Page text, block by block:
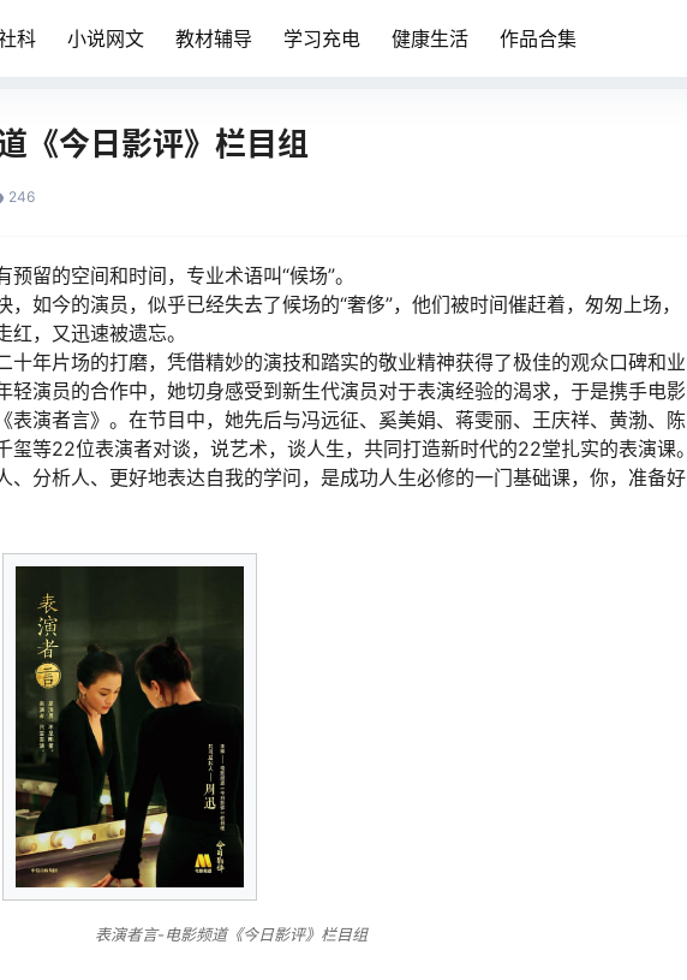
科 小说网文 教材辅导 学习充电 健康生活 作品合集
《今日影评》栏目组
246
留的空间和时间，专业术语叫“候场”。
如今的演员，似乎已经失去了候场的“奢侈”，他们被时间催赶着，匆匆上场，
，又迅速被遗忘。
十年片场的打磨，凭借精妙的演技和踏实的敬业精神获得了极佳的观众口碑和业
轻演员的合作中，她切身感受到新生代演员对于表演经验的渴求，于是携手电影
表演者言》。在节目中，她先后与冯远征、奚美娟、蒋雯丽、王庆祥、黄渤、陈
玺等22位表演者对谈，说艺术，谈人生，共同打造新时代的22堂扎实的表演课。
、分析人、更好地表达自我的学问，是成功人生必修的一门基础课，你，准备好
表演者言-电影频道《今日影评》栏目组